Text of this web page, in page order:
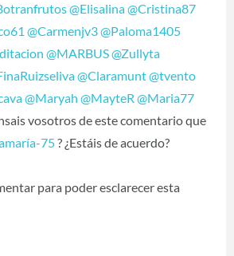
@Elisalina@Cristina87
@Carmenjv3@Paloma1405
@MARBUS@Zullyta
@Claramunt@tvento
@Maryah @MayteR @Maria77
vosotros de este comentario que
75‍ ? ¿Estáis de acuerdo?
para poder esclarecer esta